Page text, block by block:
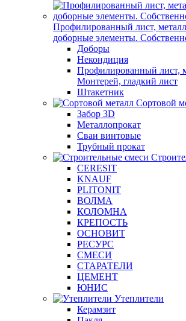
Профилированный лист,
доборные элементы.
Доборы
Некондиция
Профилированный лист,
Монтерей, гладкий лист
Штакетник
Сортовой
Забор 3D
Металлопрокат
Сваи винтовые
Трубный прокат
CERESIT
KNAUF
PLITONIT
ВОЛМА
КОЛОМНА
КРЕПОСТЬ
ОСНОВИТ
РЕСУРС
СМЕСИ
СТАРАТЕЛИ
ЦЕМЕНТ
ЮНИС
Утеплители
Керамзит